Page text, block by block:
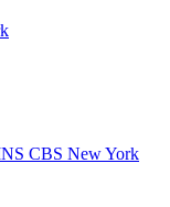
CBS New York